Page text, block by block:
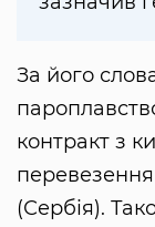
За його
контракт з
(Сербія).